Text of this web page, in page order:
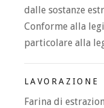
dalle sostanze
Conforme alla
particolare alla
LAVORAZIONE
Farina di